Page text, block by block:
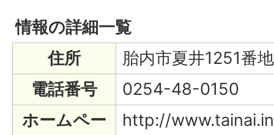
情報の詳細一覧
住所
胎内市夏井1251番
電話番号
0254-48-0150
ホームペー
http://